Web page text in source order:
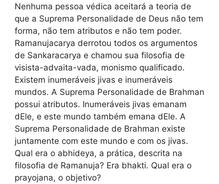
Nenhuma pessoa védica aceitará a teoria de
que a Suprema Personalidade de Deus não tem
forma, não tem atributos e não tem poder.
Ramanujacarya derrotou todos os argumentos
de Sankaracarya e chamou sua filosofia de
visista-advaita-vada, monismo qualificado.
Existem inumeráveis jivas e inumeráveis
mundos. A Suprema Personalidade de Brahman
possui atributos. Inumeráveis jivas emanam
dEle, e este mundo também emana dEle. A
Suprema Personalidade de Brahman existe
juntamente com este mundo e com os jivas.
Qual era o abhideya, a prática, descrita na
filosofia de Ramanuja? Era bhakti. Qual era o
prayojana, o objetivo?